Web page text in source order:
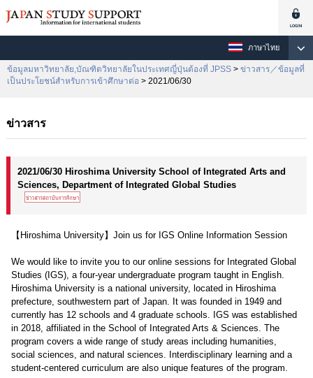
ภาษาไทย
ข้อมูลมหาวิทยาลัย,บัณฑิตวิทยาลัยในประเทศญี่ปุ่นต้องที่ JPSS > ข่าวสาร／ข้อมูลที่
เป็นประโยชน์สำหรับการเข้าศึกษาต่อ > 2021/06/30
ข่าวสาร
2021/06/30 Hiroshima University School of Integrated Arts and
Sciences, Department of Integrated Global Studies
【Hiroshima University】Join us for IGS Online Information Session
We would like to invite you to our online sessions for Integrated Global
Studies (IGS), a four-year undergraduate program taught in English.
Hiroshima University is a national university, located in Hiroshima
prefecture, southwestern part of Japan. It was founded in 1949 and
currently has 12 schools and 4 graduate schools. IGS was established
in 2018, affiliated in the School of Integrated Arts & Sciences. The
program covers a wide range of study areas including humanities,
social sciences, and natural sciences. Interdisciplinary learning and a
student-centered curriculum are also unique features of the program.